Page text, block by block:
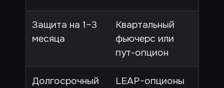
Защита на 1–3
месяца
Квартальный
фьючерс или
пут-опцион
Долгосрочный
LEAP-опционы